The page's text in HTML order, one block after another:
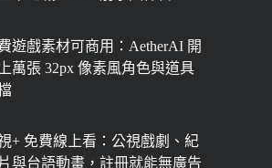
遊戲素材可商用：AetherAI 開
萬張 32px 像素風角色與道具
+ 免費線上看：公視戲劇、紀
與台語動畫，註冊就能無廣告